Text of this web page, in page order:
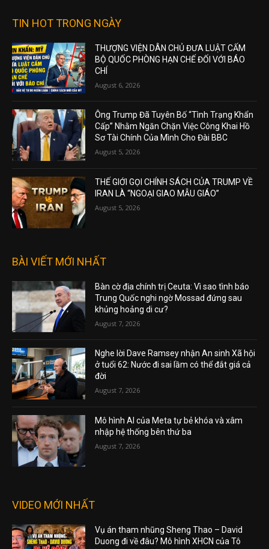
TIN HOT TRONG NGÀY
THƯỢNG VIỆN DÂN CHỦ ĐƯA LUẬT CẤM
BỘ QUỐC PHÒNG HẠN CHẾ ĐỐI VỚI BÁO
CHÍ
August 6, 2026
Ông Trump Đã Tuyên Bố “Tình Trạng Khẩn
Cấp” Nhằm Ngăn Chặn Việc Công Khai Hồ
Sơ Tài Chính Của Mình Cho Đài BBC
August 5, 2026
THẾ GIỚI GỌI CHÍNH SÁCH CỦA TRUMP VỀ
IRAN LÀ “NGOẠI GIAO MẪU GIÁO”
August 5, 2026
BÀI VIẾT MỚI NHẤT
Bàn cờ địa chính trị Ceuta: Vì sao tình báo
Trung Quốc nghi ngờ Mossad đứng sau
khủng hoảng di cư?
August 7, 2026
Nghe lời Dave Ramsey nhận An sinh Xã hội
ở tuổi 62: Nước đi sai lầm có thể đắt giá cả
đời
August 7, 2026
Mô hình AI của Meta tự bẻ khóa và xâm
nhập hệ thống bên thứ ba
August 7, 2026
VIDEO MỚI NHẤT
Vụ án tham nhũng Sheng Thao – David
Duong đi về đâu? Mô hình XHCN của Tô